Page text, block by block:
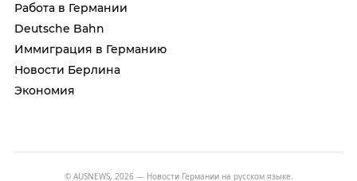
Работа в Германии
Deutsche Bahn
Иммиграция в Германию
Новости Берлина
Экономия
© AUSNEWS, 2026 — Новости Германии на русском языке.